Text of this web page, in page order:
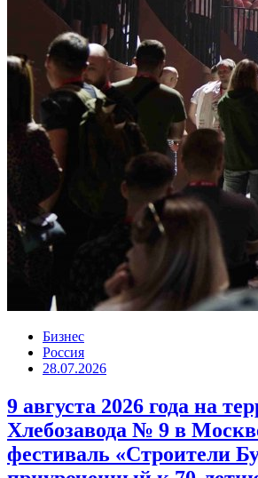
Бизнес
Россия
28.07.2026
9 августа 2026 года на
Хлебозавода № 9 в
фестиваль «Строители